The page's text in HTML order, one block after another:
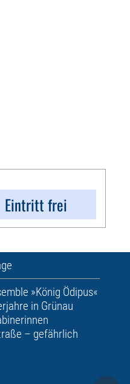
Eintritt frei
»König Ödipus«
in Grünau
– gefährlich